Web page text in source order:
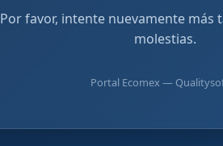
Por favor, intente nuevamente más
molestias.
Portal Ecomex —